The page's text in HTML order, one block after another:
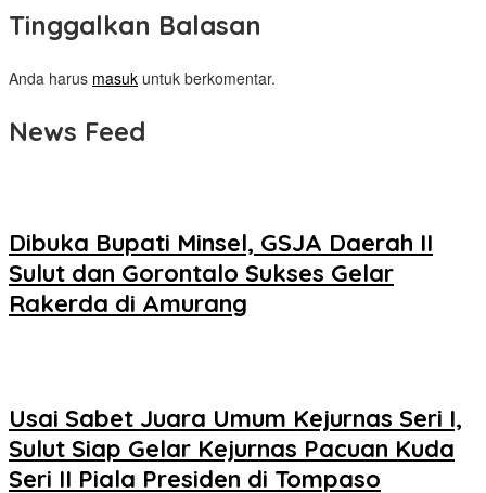
Tinggalkan Balasan
Anda harus masuk untuk berkomentar.
News Feed
Dibuka Bupati Minsel, GSJA Daerah II
Sulut dan Gorontalo Sukses Gelar
Rakerda di Amurang
Usai Sabet Juara Umum Kejurnas Seri I,
Sulut Siap Gelar Kejurnas Pacuan Kuda
Seri II Piala Presiden di Tompaso